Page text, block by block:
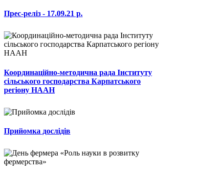
Прес-реліз - 17.09.21 р.
Координаційно-методична рада Інституту
сільського господарства Карпатського
регіону НААН
Прийомка дослідів